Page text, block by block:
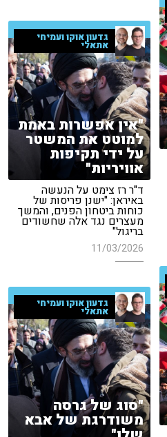
גדעון אוקו ועמיחי
אתאלי
"אין אפשרות באמת
למוטט את המשטר
על ידי תקיפות
אוויריות"
ד"ר רז צימט על הנעשה
באיראן: "ישנן פריסות של
כוחות ביטחון הפנים, והמשך
מעצרים נגד אלה שחשודים
בריגול"
11/03/2026
גדעון אוקו ועמיחי
אתאלי
"סוג של גרסה
משודרגת של אבא